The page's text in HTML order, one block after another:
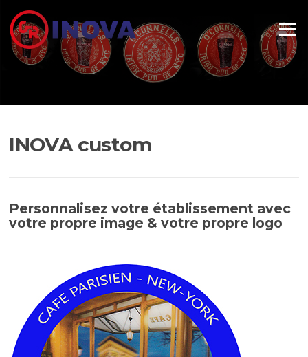
Aller au contenu
Menu
INOVA custom
Personnalisez votre établissement avec
votre propre image & votre propre logo